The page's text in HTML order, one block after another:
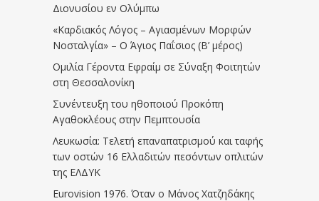
Διονυσίου εν Ολύμπω
«Καρδιακός Λόγος – Αγιασμένων Μορφών
Νοσταλγία» – Ο Άγιος Παΐσιος (Β’ μέρος)
Ομιλία Γέροντα Εφραίμ σε Σύναξη Φοιτητών
στη Θεσσαλονίκη
Συνέντευξη του ηθοποιού Προκόπη
Αγαθοκλέους στην Πεμπτουσία
Λευκωσία: Τελετή επαναπατρισμού και ταφής
των οστών 16 Ελλαδιτών πεσόντων οπλιτών
της ΕΛΔΥΚ
Eurovision 1976. Όταν ο Μάνος Χατζηδάκης